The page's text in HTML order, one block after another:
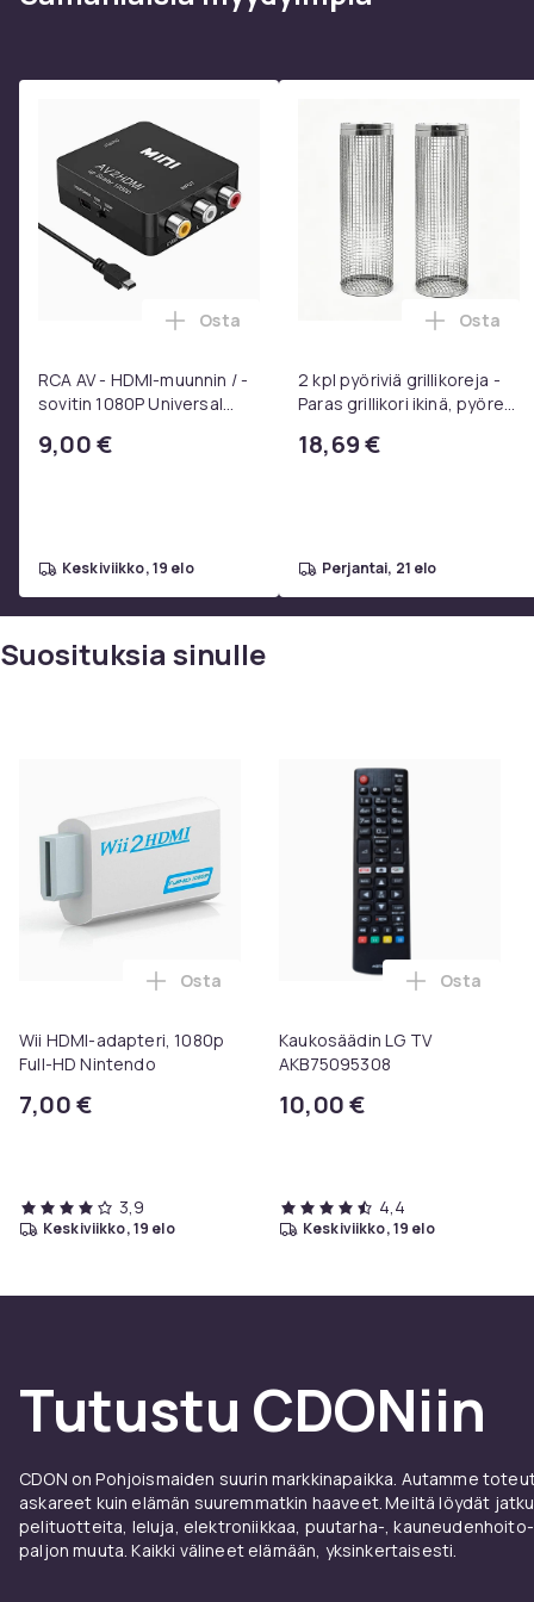
RCA AV - HDMI-muunnin / -
sovitin 1080P Universal
9,00 €
Lisää RCA AV - HDMI-muunnin / -
Osta
keskiviikko, 19 elo
2 kpl pyöriviä grillikoreja -
Paras grillikori ikinä, pyöreä
teräksestä valmistettu
18,69 €
Lisää 2
Osta
perjantai, 21 elo
Suosituksia sinulle
Wii HDMI-adapteri, 1080p
Full-HD Nintendo
7,00 €
Lisää Wii HDMI-adapteri, 1080p Full-HD
Osta
3,9
keskiviikko, 19 elo
Kaukosäädin LG TV
AKB75095308
10,00 €
Lisää
Osta
4,4
keskiviikko, 19 elo
Tutustu CDONiin
CDON on Pohjoismaiden suurin markkinapaikka. Autamme
askareet kuin elämän suuremmatkin haaveet. Meiltä löydät
pelituotteita, leluja, elektroniikkaa, puutarha-,
paljon muuta. Kaikki välineet elämään, yksinkertaisesti.